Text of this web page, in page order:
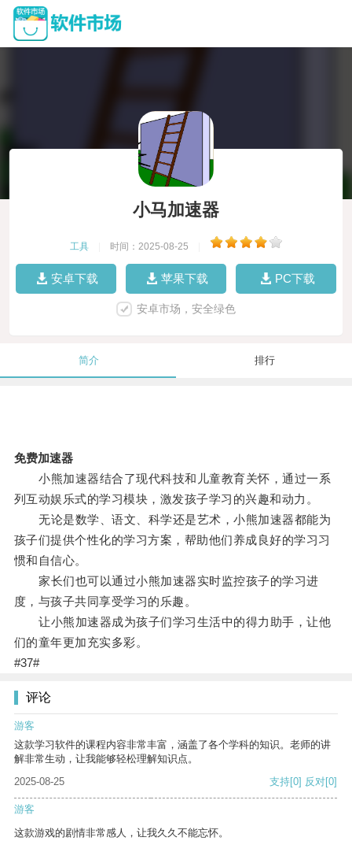
小马加速器
工具 时间：2025-08-25
安卓下载 苹果下载 PC下载
安卓市场，安全绿色
简介 排行
免费加速器
小熊加速器结合了现代科技和儿童教育关怀，通过一系
列互动娱乐式的学习模块，激发孩子学习的兴趣和动力。
无论是数学、语文、科学还是艺术，小熊加速器都能为
孩子们提供个性化的学习方案，帮助他们养成良好的学习习
惯和自信心。
家长们也可以通过小熊加速器实时监控孩子的学习进
度，与孩子共同享受学习的乐趣。
让小熊加速器成为孩子们学习生活中的得力助手，让他
们的童年更加充实多彩。
#37#
评论
游客
这款学习软件的课程内容非常丰富，涵盖了各个学科的知识。老师的讲
解非常生动，让我能够轻松理解知识点。
2025-08-25
支持[0] 反对[0]
游客
这款游戏的剧情非常感人，让我久久不能忘怀。